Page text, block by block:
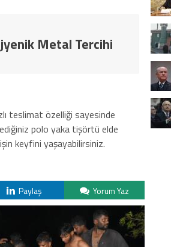
Metal Tercihi
teslimat özelliği sayesinde
polo yaka tişörtü elde
keyfini yaşayabilirsiniz.
Paylaş Yorum Yaz